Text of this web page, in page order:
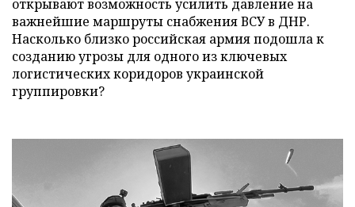
открывают возможность усилить давление на
важнейшие маршруты снабжения ВСУ в ДНР.
Насколько близко российская армия подошла к
созданию угрозы для одного из ключевых
логистических коридоров украинской
группировки?